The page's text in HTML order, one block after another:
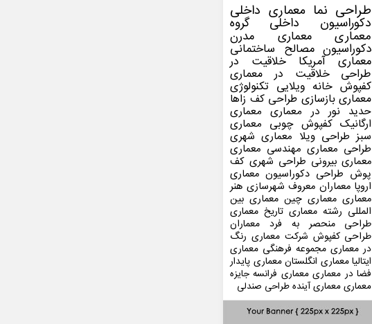
طراحی نما معماری داخلی
دکوراسیون داخلی گروه
معماری معماری مدرن
دکوراسیون مصالح ساختمانی
معماری آمریکا خلاقیت در
طراحی خلاقیت در معماری
کفپوش خانه ویلایی تکنولوژی
معماری بازسازی طراحی کف زاها
حدید نور در معماری معماری
ارگانیک کفپوش چوبی معماری
سبز طراحی ویلا معماری شهری
طراحی معماری مهندسی معماری
معماری بیرونی طراحی شهری کف
پوش طراحی دکوراسیون معماری
اروپا معماران معروف شهرسازی هنر
معماری معماری چین معماری بین
المللی رشته معماری تاریخ معماری
طراحی منحصر به فرد معماران
طراحی کفپوش شرکت معماری رنگ
در معماری مجموعه فرهنگی معماری
ایتالیا معماری انگلستان معماری پایدار
فضا در معماری معماری فرانسه جایزه
معماریمعماری آیندهطراحی صندلی